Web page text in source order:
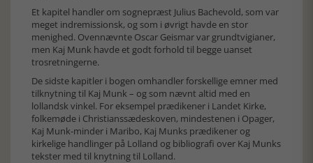
Et kapitel handler om sognepræst Julius Bachevold, som var
meget indremissionsk, og som i øvrigt havde en stor
menighed. Ovennævnte Oscar Geismar var grundtvigianer,
men Kaj Munk havde et godt forhold til begge uanset
trosretningerne.
De sidste kapitler i bogen omhandler forskellige emner med
tilknytning til Kaj Munk – og som nævnt altid med en
lollandsk vinkel. For eksempel prædikener i Landet Kirke,
folkemøde i Christianssædeskoven, mindestenen i Opager,
Kaj Munk-minder i Maribo, Kaj Munks prædikener og
kirkelige handlinger på Lolland og bibliografi over Kaj Munks
tekster med til knytning til Lolland.